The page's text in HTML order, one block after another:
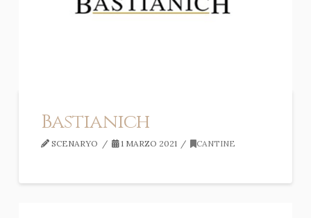
Bastianich
SCENARYO 1 MARZO 2021 CANTINE